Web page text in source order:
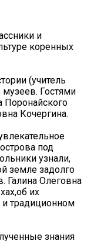
и
коренных
(учитель
Гостями
Поронайского
Кочергина.
под
узнали,
земле задолго
Галина Олеговна
их
и традиционном
знания